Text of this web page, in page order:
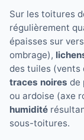
Sur les toitures
régulièrement
épaisses sur
ombrage),
des tuiles (vents
traces noires de
ou ardoise (axe
humidité
sous-toitures.